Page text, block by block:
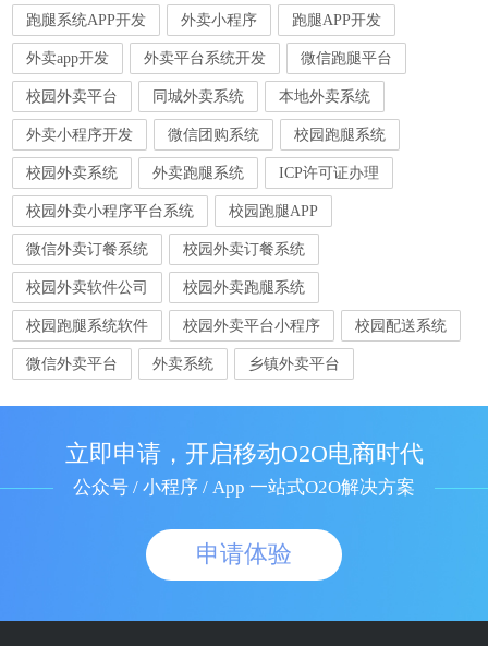
跑腿系统APP开发 外卖小程序 跑腿APP开发
外卖app开发 外卖平台系统开发 微信跑腿平台
校园外卖平台 同城外卖系统 本地外卖系统
外卖小程序开发 微信团购系统 校园跑腿系统
校园外卖系统 外卖跑腿系统 ICP许可证办理
校园外卖小程序平台系统 校园跑腿APP
微信外卖订餐系统 校园外卖订餐系统
校园外卖软件公司 校园外卖跑腿系统
校园跑腿系统软件 校园外卖平台小程序 校园配送系统
微信外卖平台 外卖系统 乡镇外卖平台
立即申请，开启移动O2O电商时代
公众号 / 小程序 / App 一站式O2O解决方案
申请体验